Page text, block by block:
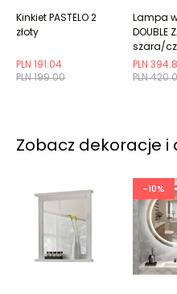
PLN 199.00
PLN 191.04
Kinkiet PASTELO 2
złoty
PLN
PLN
Lampa
DOUBLE
szara/
Zobacz dekoracje
-10%